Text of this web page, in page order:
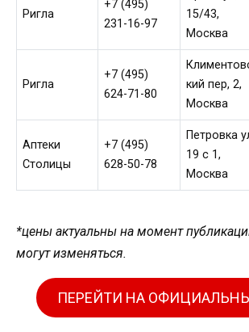
Ригла
+7 (495)
231-16-97
15/43,
Москва
Ригла
+7 (495)
624-71-80
кий пер, 2,
Москва
Аптеки
Столицы
+7 (495)
628-50-78
Петровка
19 с 1,
Москва
*цены актуальны на момент
могут изменяться.
ПЕРЕЙТИ НА